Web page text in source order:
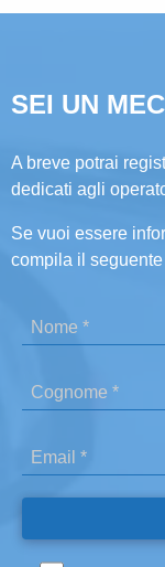
SEI UN
A breve potrai
dedicati agli
Se vuoi essere
compila il seguente